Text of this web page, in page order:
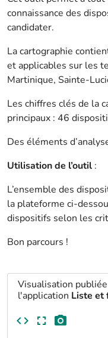
connaissance des
candidater.
La cartographie
et applicables sur les
Martinique, Sainte-
Les chiffres clés de la
principaux : 46
Des éléments
Utilisation de l’outil :
L’ensemble des
la plateforme ci-
dispositifs selon les
Bon parcours !
Visualisation
l'application Liste et